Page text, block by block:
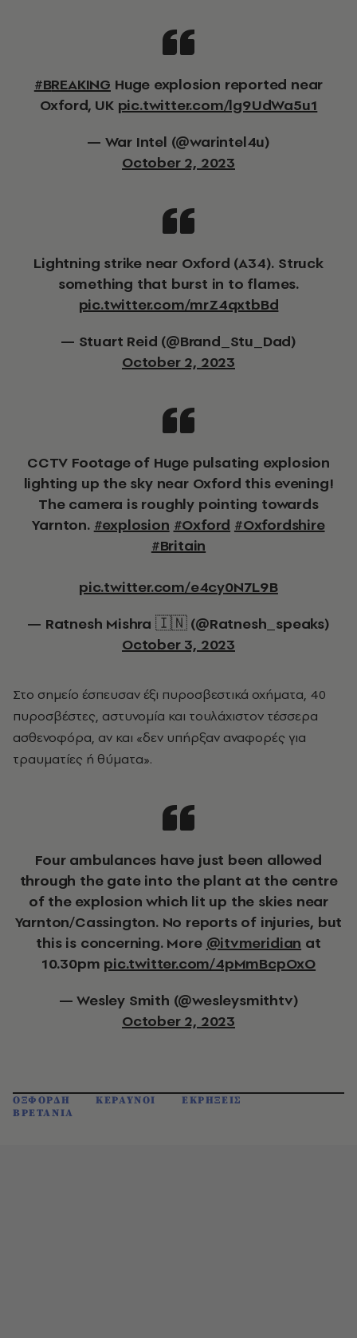
#BREAKING Huge explosion reported near
Oxford, UK pic.twitter.com/lg9UdWa5u1
— War Intel (@warintel4u)
October 2, 2023
Lightning strike near Oxford (A34). Struck
something that burst in to flames.
pic.twitter.com/mrZ4qxtbBd
— Stuart Reid (@Brand_Stu_Dad)
October 2, 2023
CCTV Footage of Huge pulsating explosion
lighting up the sky near Oxford this evening!
The camera is roughly pointing towards
Yarnton. #explosion #Oxford #Oxfordshire
#Britain
pic.twitter.com/e4cy0N7L9B
— Ratnesh Mishra 🇮🇳 (@Ratnesh_speaks)
October 3, 2023
Στο σημείο έσπευσαν έξι πυροσβεστικά οχήματα, 40
πυροσβέστες, αστυνομία και τουλάχιστον τέσσερα
ασθενοφόρα, αν και «δεν υπήρξαν αναφορές για
τραυματίες ή θύματα».
Four ambulances have just been allowed
through the gate into the plant at the centre
of the explosion which lit up the skies near
Yarnton/Cassington. No reports of injuries, but
this is concerning. More @itvmeridian at
10.30pm pic.twitter.com/4pMmBcpOxO
— Wesley Smith (@wesleysmithtv)
October 2, 2023
ΟΞΦΟΡΔΗ ΚΕΡΑΥΝΟΙ
ΕΚΡΗΞΕΙΣ
ΒΡΕΤΑΝΙΑ